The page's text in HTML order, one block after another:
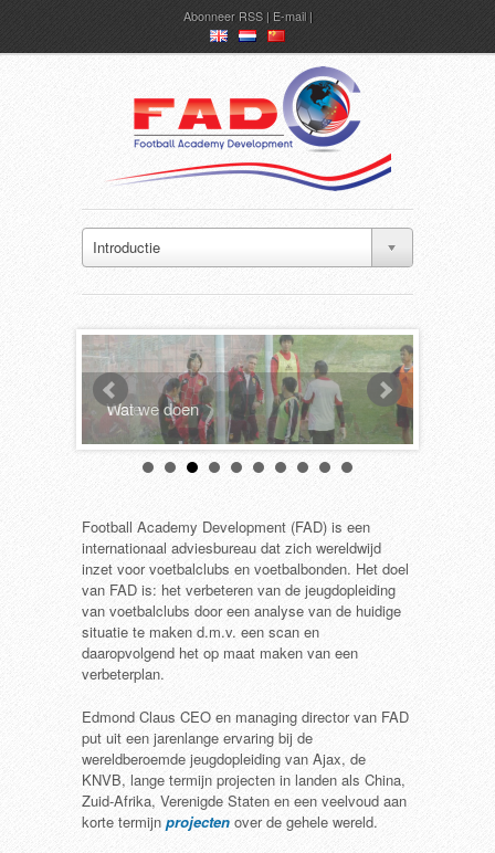
AbonneerRSS| E-mail
en
Introductie
Wat we doen
Football Academy Development (FAD) is een
internationaal adviesbureau dat zich wereldwijd
inzet voor voetbalclubs en voetbalbonden. Het doel
van FAD is: het verbeteren van de jeugdopleiding
van voetbalclubs door een analyse van de huidige
situatie te maken d.m.v. een scan en
daaropvolgend het op maat maken van een
verbeterplan.
Edmond Claus CEO en managing director van FAD
put uit een jarenlange ervaring bij de
wereldberoemde jeugdopleiding van Ajax, de
KNVB, lange termijn projecten in landen als China,
Zuid-Afrika, Verenigde Staten en een veelvoud aan
korte termijn projecten over de gehele wereld.